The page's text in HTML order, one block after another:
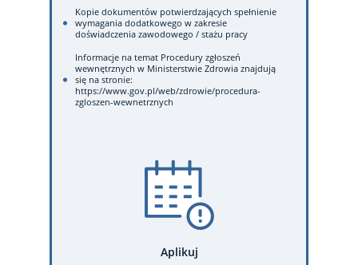
Kopie dokumentów potwierdzających spełnienie
wymagania dodatkowego w zakresie
doświadczenia zawodowego / stażu pracy
Informacje na temat Procedury zgłoszeń
wewnętrznych w Ministerstwie Zdrowia znajdują
się na stronie:
https://www.gov.pl/web/zdrowie/procedura-
zgloszen-wewnetrznych
Aplikuj